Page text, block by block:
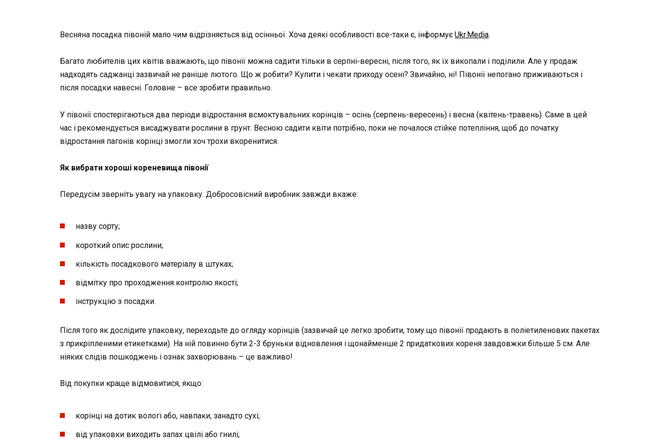
Весняна посадка півоній мало чим відрізняється від осінньої. Хоча деякі особливості все-таки є, інформує Ukr.Media.
Багато любителів цих квітів вважають, що півонії можна садити тільки в серпні-вересні, після того, як їх викопали і поділили. Але у продаж
надходять саджанці зазвичай не раніше лютого. Що ж робити? Купити і чекати приходу осені? Звичайно, ні! Півонії непогано приживаються і
після посадки навесні. Головне – все зробити правильно.
У півонії спостерігаються два періоди відростання всмоктувальних корінців – осінь (серпень-вересень) і весна (квітень-травень). Саме в цей
час і рекомендується висаджувати рослини в грунт. Весною садити квіти потрібно, поки не почалося стійке потепління, щоб до початку
відростання пагонів корінці змогли хоч трохи вкоренитися.
Як вибрати хороші кореневища півонії
Передусім зверніть увагу на упаковку. Добросовісний виробник завжди вкаже:
назву сорту;
короткий опис рослини;
кількість посадкового матеріалу в штуках;
відмітку про проходження контролю якості;
інструкцію з посадки.
Після того як дослідите упаковку, переходьте до огляду корінців (зазвичай це легко зробити, тому що півонії продають в поліетиленових пакетах
з прикріпленими етикетками). На ній повинно бути 2-3 бруньки відновлення і щонайменше 2 придаткових кореня завдовжки більше 5 см. Але
ніяких слідів пошкоджень і ознак захворювань – це важливо!
Від покупки краще відмовитися, якщо:
корінці на дотик вологі або, навпаки, занадто сухі;
від упаковки виходить запах цвілі або гнилі;